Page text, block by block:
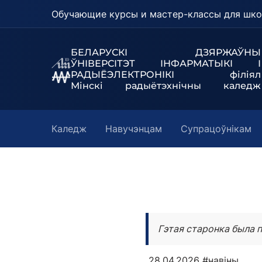
Обучающие курсы и мастер-классы для
БЕЛАРУСКІ ДЗЯРЖАЎНЫ
ЎНІВЕРСІТЭТ ІНФАРМАТЫКІ І
РАДЫЁЭЛЕКТРОНІКІ філіял
Мінскі радыётэхнічны каледж
Каледж Навучэнцам Супрацоўнікам
Гэтая старонка была